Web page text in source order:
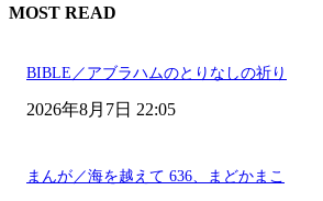
MOST READ
BIBLE／アブラハムのとりなしの祈り
2026年8月7日 22:05
まんが／海を越えて 636、まどかまこ